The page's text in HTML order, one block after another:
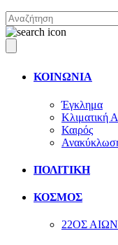
ΚΟΙΝΩΝΙΑ
Έγκλημα
Κλιματική
Καιρός
ΠΟΛΙΤΙΚΗ
ΚΟΣΜΟΣ
22ΟΣ